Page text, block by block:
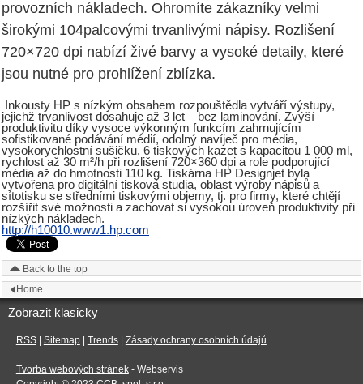
provozních nákladech. Ohromíte zákazníky velmi
širokými 104palcovými trvanlivými nápisy. Rozlišení
720×720 dpi nabízí živé barvy a vysoké detaily, které
jsou nutné pro prohlížení zblízka.
Inkousty HP s nízkým obsahem rozpouštědla vytváří výstupy,
jejichž trvanlivost dosahuje až 3 let – bez laminování. Zvýší
produktivitu díky vysoce výkonným funkcím zahrnujícím
sofistikované podávání médií, odolný navíječ pro média,
vysokorychlostní sušičku, 6 tiskových kazet s kapacitou 1 000 ml,
rychlost až 30 m²/h při rozlišení 720×360 dpi a role podporující
média až do hmotnosti 110 kg. Tiskárna HP Designjet byla
vytvořena pro digitální tisková studia, oblast výroby nápisů a
sítotisku se středními tiskovými objemy, tj. pro firmy, které chtějí
rozšířit své možnosti a zachovat si vysokou úroveň produktivity při
nízkých nákladech.
http://h10010.www1.hp.com
Back to the top
Home
Zobrazit klasicky
RSS| Sitemap| Trends| Zásady ochrany osobních údajů
Tvorba webových stránek- Webservis